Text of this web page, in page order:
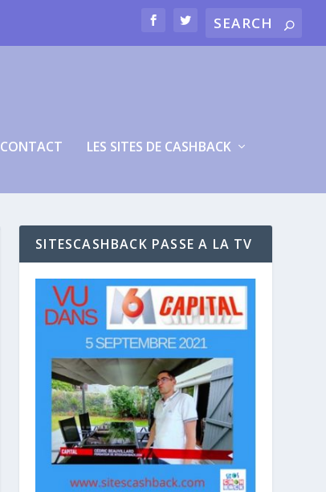
CONTACT LES SITES DE CASHBACK
SITESCASHBACK PASSE A LA TV